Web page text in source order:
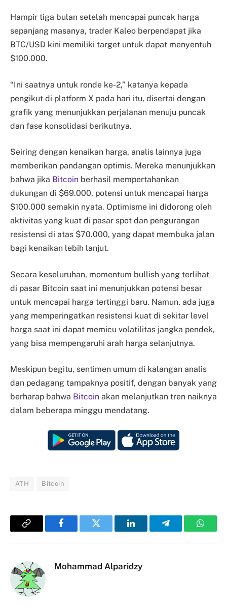
Hampir tiga bulan setelah mencapai puncak harga
sepanjang masanya, trader Kaleo berpendapat jika
BTC/USD kini memiliki target untuk dapat menyentuh
$100.000.
“Ini saatnya untuk ronde ke-2,” katanya kepada
pengikut di platform X pada hari itu, disertai dengan
grafik yang menunjukkan perjalanan menuju puncak
dan fase konsolidasi berikutnya.
Seiring dengan kenaikan harga, analis lainnya juga
memberikan pandangan optimis. Mereka menunjukkan
bahwa jika Bitcoin berhasil mempertahankan
dukungan di $69.000, potensi untuk mencapai harga
$100.000 semakin nyata. Optimisme ini didorong oleh
aktivitas yang kuat di pasar spot dan pengurangan
resistensi di atas $70.000, yang dapat membuka jalan
bagi kenaikan lebih lanjut.
Secara keseluruhan, momentum bullish yang terlihat
di pasar Bitcoin saat ini menunjukkan potensi besar
untuk mencapai harga tertinggi baru. Namun, ada juga
yang memperingatkan resistensi kuat di sekitar level
harga saat ini dapat memicu volatilitas jangka pendek,
yang bisa mempengaruhi arah harga selanjutnya.
Meskipun begitu, sentimen umum di kalangan analis
dan pedagang tampaknya positif, dengan banyak yang
berharap bahwa Bitcoin akan melanjutkan tren naiknya
dalam beberapa minggu mendatang.
ATH Bitcoin
Copy
FacebookTwitter LinkedInTelegram
Mohammad Alparidzy